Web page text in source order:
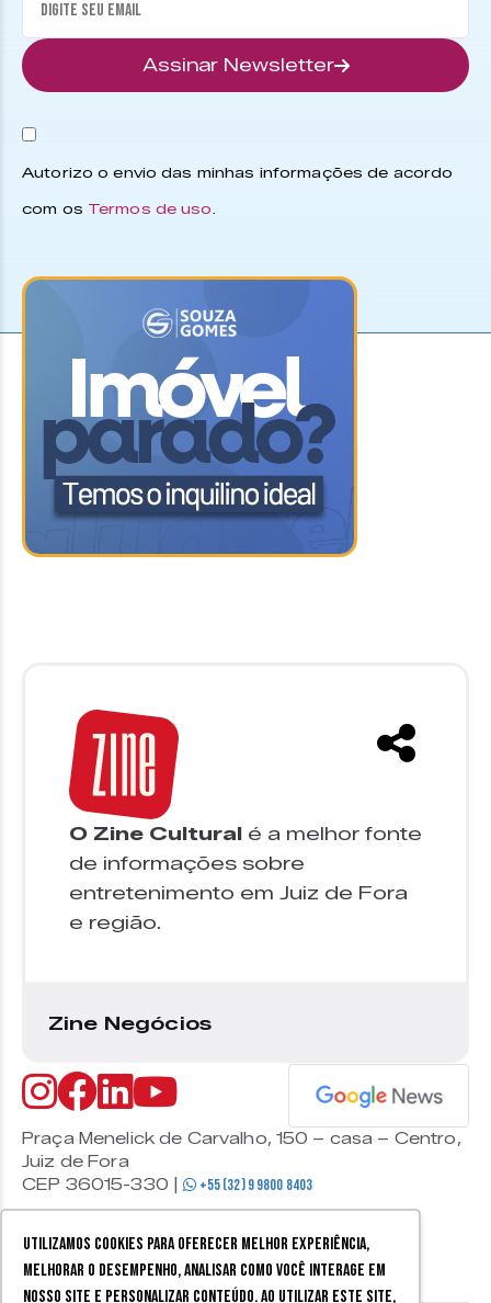
Utilizamos cookies para oferecer melhor experiência,
melhorar o desempenho, analisar como você interage em
nosso site e personalizar conteúdo. Ao utilizar este site,
Assinar Newsletter
Autorizo o envio das minhas informações de acordo
com os Termos de uso
O Zine Cultural é a melhor fonte
de informações sobre
entretenimento em Juiz de Fora
e região.
Zine Negócios
Praça Menelick de Carvalho, 150 – casa – Centro,
Juiz de Fora
CEP 36015-330 |
+55 (32) 9 9800 8403